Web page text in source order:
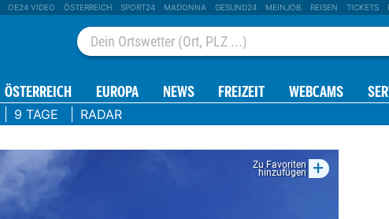
OE24 VIDEO ÖSTERREICH SPORT24 MADONNA GESUND24 MEINJOB REISEN TICKETS
ÖSTERREICH EUROPA NEWS FREIZEIT WEBCAMS
9 TAGE RADAR
Zu Favoriten
hinzufügen +